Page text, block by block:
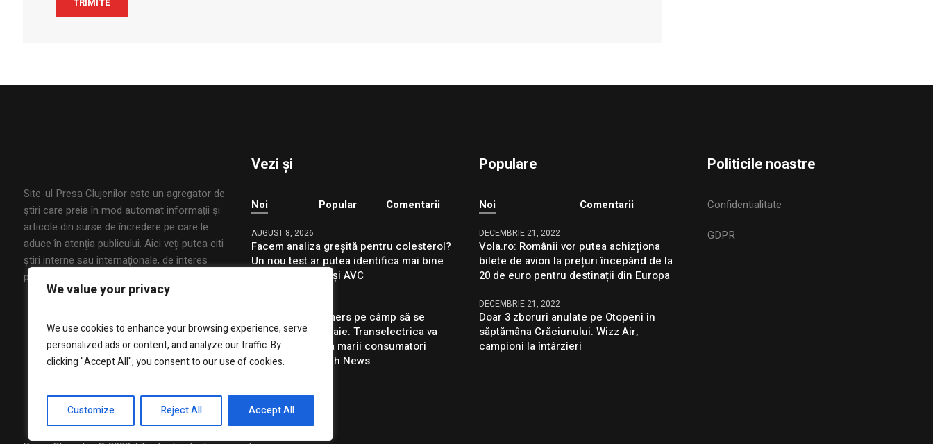
We value your privacy
We use cookies to enhance your browsing experience, serve
personalized ads or content, and analyze our traffic. By
clicking "Accept All", you consent to our use of cookies.
Customize Reject All Accept All
Site-ul Presa Clujenilor este un agregator de
ştiri care preia în mod automat informaţii şi
articole din surse de încredere pe care le
aduce în atenţia publicului. Aici veţi putea citi
ştiri interne sau internaţionale, de interes
public, din mai multe domenii.
Vezi și
Noi Popular Comentarii
AUGUST 8, 2026
Facem analiza greșită pentru colesterol?
Un nou test ar putea identifica mai bine
riscul de infarct și AVC
ÎPS Teodosie a mers pe câmp să se
roage pentru ploaie. Transelectrica va
putea deconecta marii consumatori
industriali – Aleph News
Populare
Noi Comentarii
DECEMBRIE 21, 2022
Vola.ro: Românii vor putea achizționa
bilete de avion la prețuri începând de la
20 de euro pentru destinații din Europa
DECEMBRIE 21, 2022
Doar 3 zboruri anulate pe Otopeni în
săptămâna Crăciunului. Wizz Air,
campioni la întârzieri
Politicile noastre
Confidentialitate
GDPR